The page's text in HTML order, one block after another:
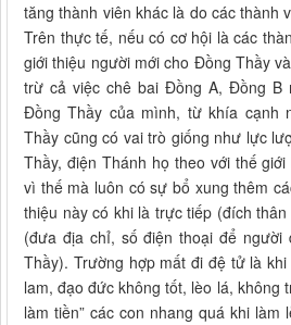
tăng thành viên khác là do các thành
Trên thực tế, nếu có cơ hội là các
giới thiệu người mới cho Đồng Thầy
trừ cả việc chê bai Đồng A, Đồng B
Đồng Thầy của mình, từ khía cạnh
Thầy cũng có vai trò giống như lực
Thầy, điện Thánh họ theo với thế
vì thế mà luôn có sự bổ xung thêm
thiệu này có khi là trực tiếp (đích
(đưa địa chỉ, số điện thoại để
Thầy). Trường hợp mất đi đệ tử là
lam, đạo đức không tốt, lèo lá, không
làm tiền” các con nhang quá khi